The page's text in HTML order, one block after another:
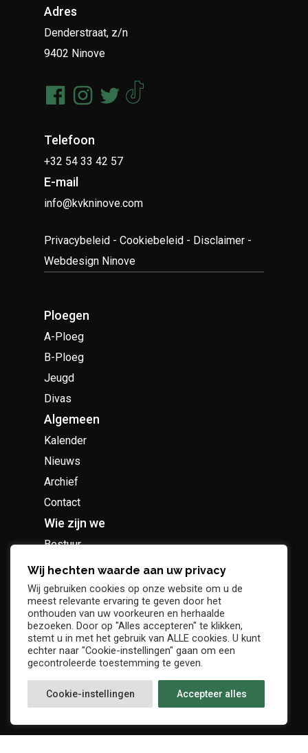
Adres
Denderstraat, z/n
9402 Ninove
Telefoon
+32 54 33 42 57
E-mail
info@kvkninove.com
Privacybeleid -Cookiebeleid - Disclaimer -
Webdesign Ninove
Ploegen
A-Ploeg
B-Ploeg
Jeugd
Divas
Algemeen
Kalender
Nieuws
Archief
Contact
Wie zijn we
Bestuur
Geschiedenis
Supportersclub
Socio Business Club
Wij hechten waarde aan uw privacy
Wij gebruiken cookies op onze website om u de
meest relevante ervaring te geven door het
onthouden van uw voorkeuren en herhaalde
bezoeken. Door op "Alles accepteren" te klikken,
stemt u in met het gebruik van ALLE cookies. U kunt
echter naar "Cookie-instellingen" gaan om een
gecontroleerde toestemming te geven.
Cookie-instellingen Accepteer alles